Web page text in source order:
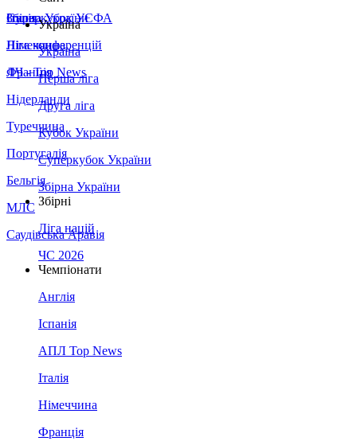
Збірна України
Італія
Німеччина
Франція
Нідерланди
Туреччина
Португалія
Бельгія
МЛС
Саудівська Аравія
Суперкубок УЄФА
Ліга конференцій
ЛЧ - Top News
Україна
Україна
Перша ліга
Друга ліга
Кубок України
Суперкубок України
Збірна України
Збірні
Ліга націй
ЧС 2026
Чемпіонати
Англія
Іспанія
АПЛ Top News
Італія
Німеччина
Франція